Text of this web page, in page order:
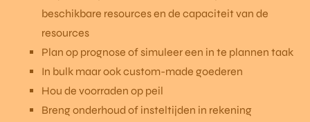
beschikbare resources en de capaciteit van de
resources
Plan op prognose of simuleer een in te plannen taak
In bulk maar ook custom-made goederen
Hou de voorraden op peil
Breng onderhoud of insteltijden in rekening